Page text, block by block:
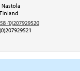
(0)207929520